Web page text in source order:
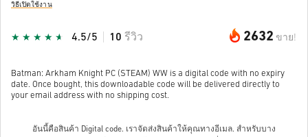
วิธีเปิดใช้งาน
2632 ขาย!
4.5/5 10 รีวิว
Batman: Arkham Knight PC (STEAM) WW is a digital code with no expiry
date. Once bought, this downloadable code will be delivered directly to
your email address with no shipping cost.
อันนี้คือสินค้า Digital code. เราจัดส่งสินค้าให้คุณทางอีเมล. สำหรับบาง